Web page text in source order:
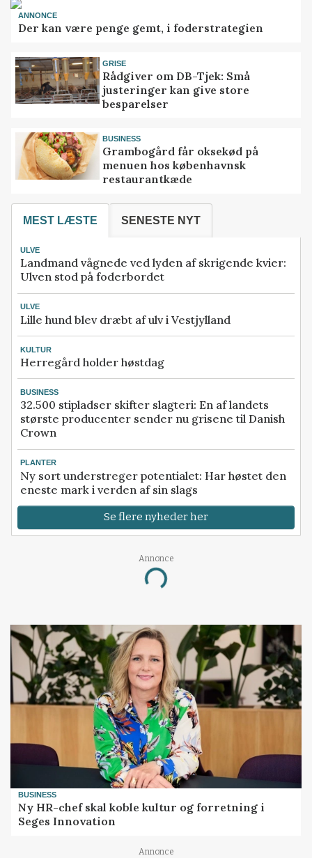
ANNONCE
Der kan være penge gemt, i foderstrategien
GRISE
Rådgiver om DB-Tjek: Små
justeringer kan give store
besparelser
BUSINESS
Grambogård får oksekød på
menuen hos københavnsk
restaurantkæde
MEST LÆSTE SENESTE NYT
ULVE
Landmand vågnede ved lyden af skrigende kvier:
Ulven stod på foderbordet
ULVE
Lille hund blev dræbt af ulv i Vestjylland
KULTUR
Herregård holder høstdag
BUSINESS
32.500 stipladser skifter slagteri: En af landets
største producenter sender nu grisene til Danish
Crown
PLANTER
Ny sort understreger potentialet: Har høstet den
eneste mark i verden af sin slags
Se flere nyheder her
Annonce
Loading...
BUSINESS
Ny HR-chef skal koble kultur og forretning i
Seges Innovation
Annonce